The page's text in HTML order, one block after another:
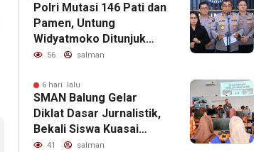
Polri Mutasi 146 Pati dan
Pamen, Untung
Widyatmoko Ditunjuk
sebagai Kadivhubinter
56 salman
6 hari lalu
SMAN Balung Gelar
Diklat Dasar Jurnalistik,
Bekali Siswa Kuasai
Teknik Menulis Berita
41 salman